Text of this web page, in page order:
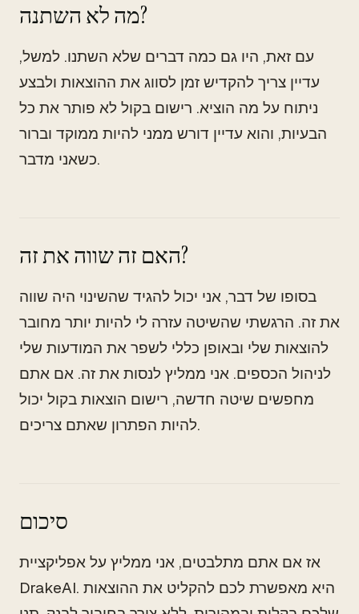
מה לא השתנה?
עם זאת, היו גם כמה דברים שלא השתנו. למשל,
עדיין צריך להקדיש זמן לסווג את ההוצאות ולבצע
ניתוח על מה הוציא. רישום בקול לא פותר את כל
הבעיות, והוא עדיין דורש ממני להיות ממוקד וברור
כשאני מדבר.
האם זה שווה את זה?
בסופו של דבר, אני יכול להגיד שהשינוי היה שווה
את זה. הרגשתי שהשיטה עזרה לי להיות יותר מחובר
להוצאות שלי ובאופן כללי לשפר את המודעות שלי
לניהול הכספים. אני ממליץ לנסות את זה. אם אתם
מחפשים שיטה חדשה, רישום הוצאות בקול יכול
להיות הפתרון שאתם צריכים.
סיכום
אז אם אתם מתלבטים, אני ממליץ על אפליקציית
DrakeAI. היא מאפשרת לכם להקליט את ההוצאות